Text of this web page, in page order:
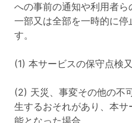
への事前の通知や利用者
一部又は全部を一時的に停
す。
(1) 本サービスの保守点検
(2) 天災、事変その他の不
生するおそれがあり、本
能となった場合